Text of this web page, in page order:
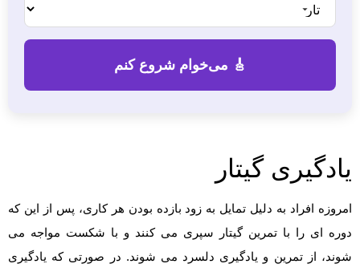
یادگیری گیتار
امروزه افراد به دلیل تمایل به زود بازده بودن هر کاری، پس از این که
دوره ای را با تمرین گیتار سپری می کنند و با شکست مواجه می
شوند، از تمرین و یادگیری دلسرد می شوند. در صورتی که یادگیری